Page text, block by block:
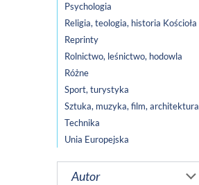
Psychologia
Religia, teologia, historia Kościoła
Reprinty
Rolnictwo, leśnictwo, hodowla
Różne
Sport, turystyka
Sztuka, muzyka, film, architektura
Technika
Unia Europejska
Autor